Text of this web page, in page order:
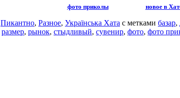
фото приколы новое в
Пикантно, Разное, Українська Хата с метками базар,
размер, рынок, стыдливый, сувенир, фото, фото